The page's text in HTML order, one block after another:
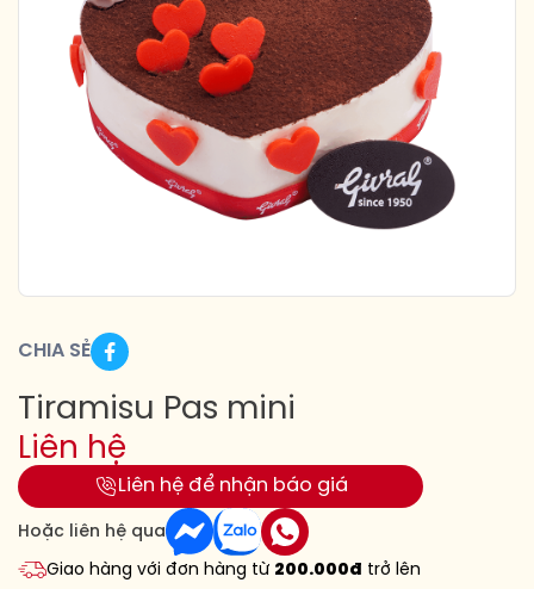
CHIA SẺ
Tiramisu Pas mini
Liên hệ
Liên hệ để nhận báo giá
Hoặc liên hệ qua
Giao hàng với đơn hàng từ 200.000đ trở lên